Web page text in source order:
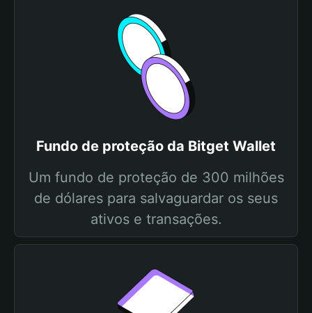
Fundo de proteção da Bitget Wallet
Um fundo de proteção de 300 milhões
de dólares para salvaguardar os seus
ativos e transações.